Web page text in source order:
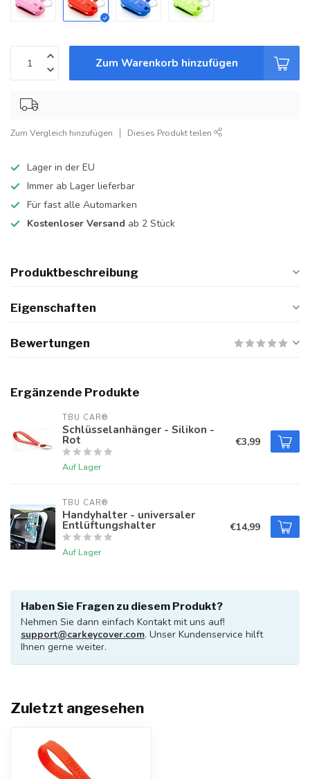
Zum Warenkorb hinzufügen
Zum Vergleich hinzufügen Dieses Produkt teilen
Lager in der EU
Immer ab Lager lieferbar
Für fast alle Automarken
Kostenloser Versand ab 2 Stück
Produktbeschreibung
Eigenschaften
Bewertungen
Ergänzende Produkte
TBU CAR®
Schlüsselanhänger - Silikon -
Rot
Auf Lager
€3,99
TBU CAR®
Handyhalter - universaler
Entlüftungshalter
Auf Lager
€14,99
Haben Sie Fragen zu diesem Produkt?
Nehmen Sie dann einfach Kontakt mit uns auf!
support@carkeycover.com. Unser Kundenservice hilft
Ihnen gerne weiter.
Zuletzt angesehen